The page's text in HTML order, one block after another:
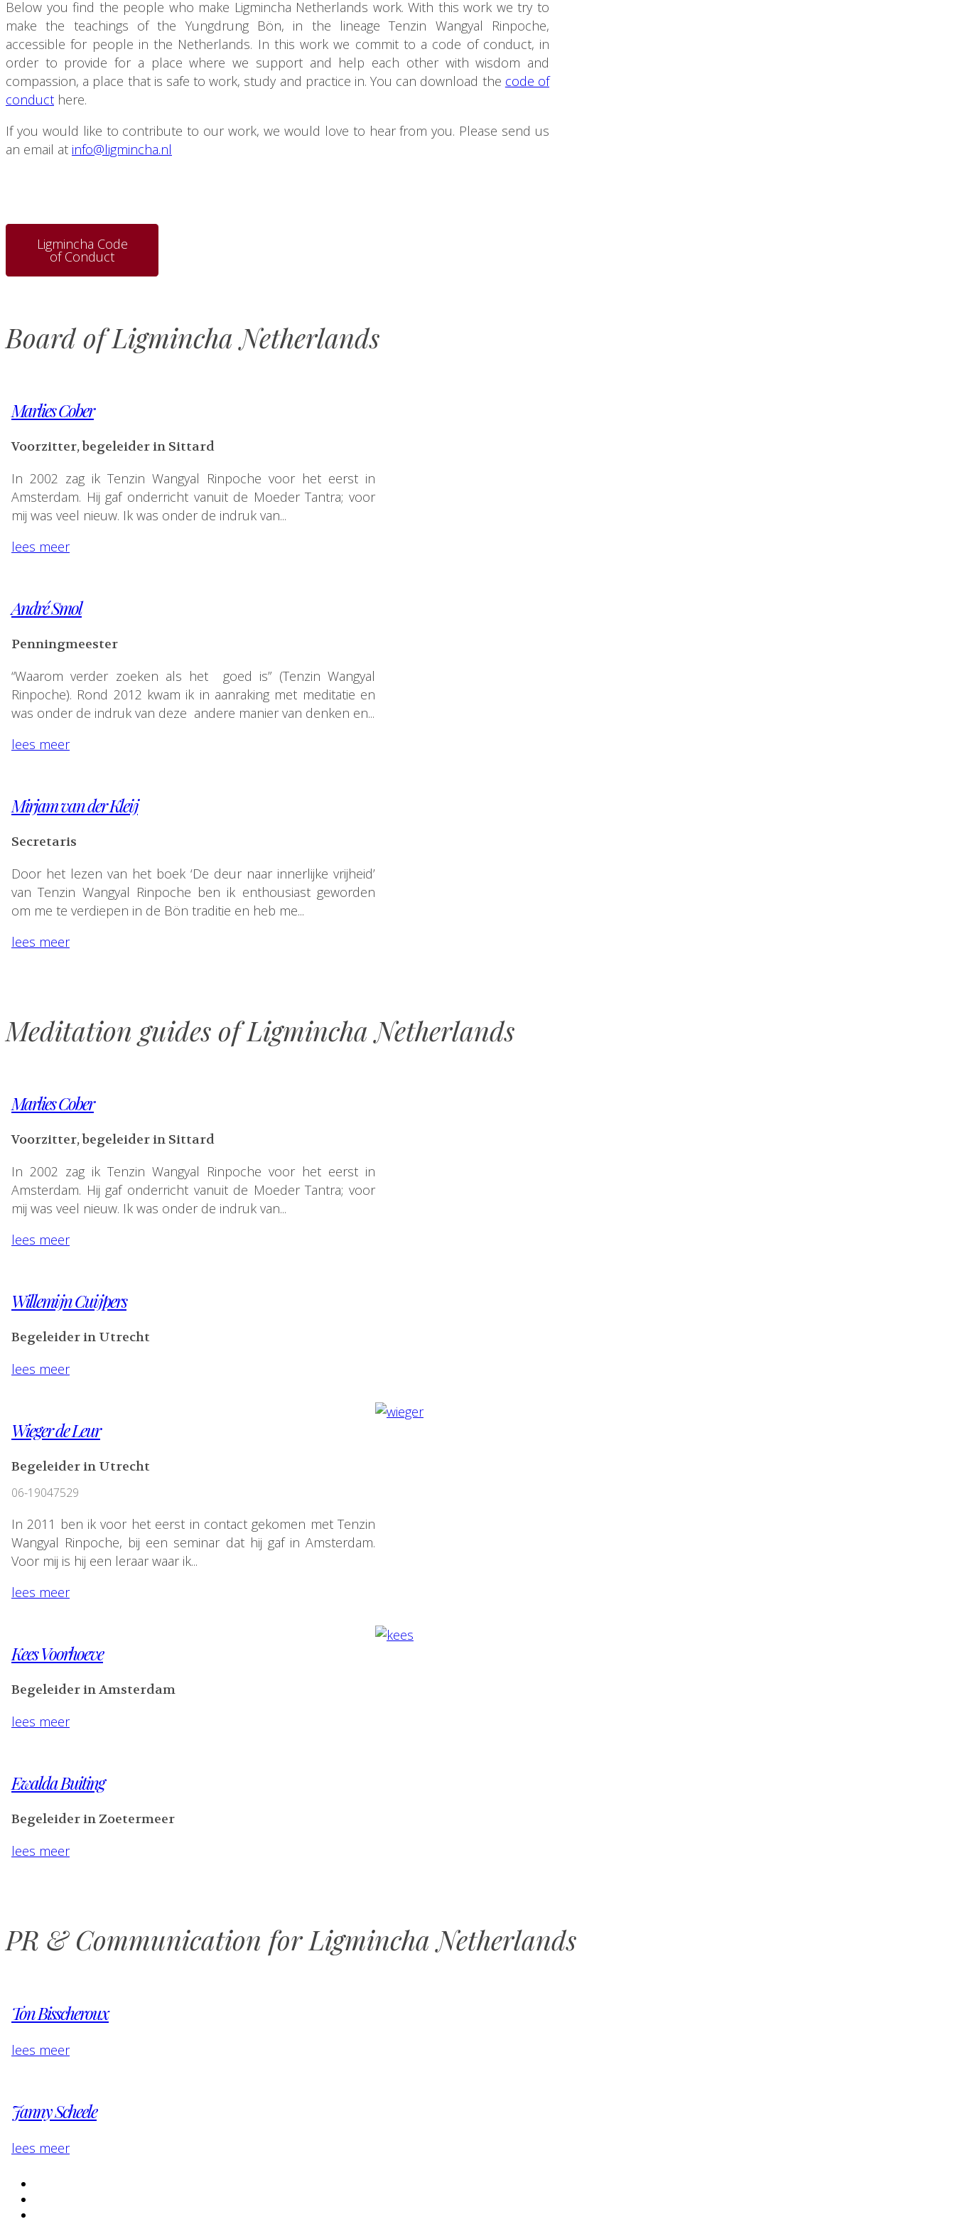
Below you find the people who make Ligmincha Netherlands work. With this work we try to
make the teachings of the Yungdrung Bön, in the lineage Tenzin Wangyal Rinpoche,
accessible for people in the Netherlands. In this work we commit to a code of conduct, in
order to provide for a place where we support and help each other with wisdom and
compassion, a place that is safe to work, study and practice in. You can download the code of
conduct here.
If you would like to contribute to our work, we would love to hear from you. Please send us
an email at info@ligmincha.nl
Ligmincha Code
of Conduct
Board of Ligmincha Netherlands
Marlies Cober
Voorzitter, begeleider in Sittard
In 2002 zag ik Tenzin Wangyal Rinpoche voor het eerst in
Amsterdam. Hij gaf onderricht vanuit de Moeder Tantra; voor
mij was veel nieuw. Ik was onder de indruk van...
lees meer
André Smol
Penningmeester
“Waarom verder zoeken als het goed is” (Tenzin Wangyal
Rinpoche). Rond 2012 kwam ik in aanraking met meditatie en
was onder de indruk van deze andere manier van denken en...
lees meer
Mirjam van der Kleij
Secretaris
Door het lezen van het boek ‘De deur naar innerlijke vrijheid’
van Tenzin Wangyal Rinpoche ben ik enthousiast geworden
om me te verdiepen in de Bön traditie en heb me...
lees meer
Meditation guides of Ligmincha Netherlands
Marlies Cober
Voorzitter, begeleider in Sittard
In 2002 zag ik Tenzin Wangyal Rinpoche voor het eerst in
Amsterdam. Hij gaf onderricht vanuit de Moeder Tantra; voor
mij was veel nieuw. Ik was onder de indruk van...
lees meer
Willemijn Cuijpers
Begeleider in Utrecht
lees meer
Wieger de Leur
Begeleider in Utrecht
06-19047529
In 2011 ben ik voor het eerst in contact gekomen met Tenzin
Wangyal Rinpoche, bij een seminar dat hij gaf in Amsterdam.
Voor mij is hij een leraar waar ik...
lees meer
Kees Voorhoeve
Begeleider in Amsterdam
lees meer
Ewalda Buiting
Begeleider in Zoetermeer
lees meer
PR & Communication for Ligmincha Netherlands
Ton Bisscheroux
lees meer
Janny Scheele
lees meer